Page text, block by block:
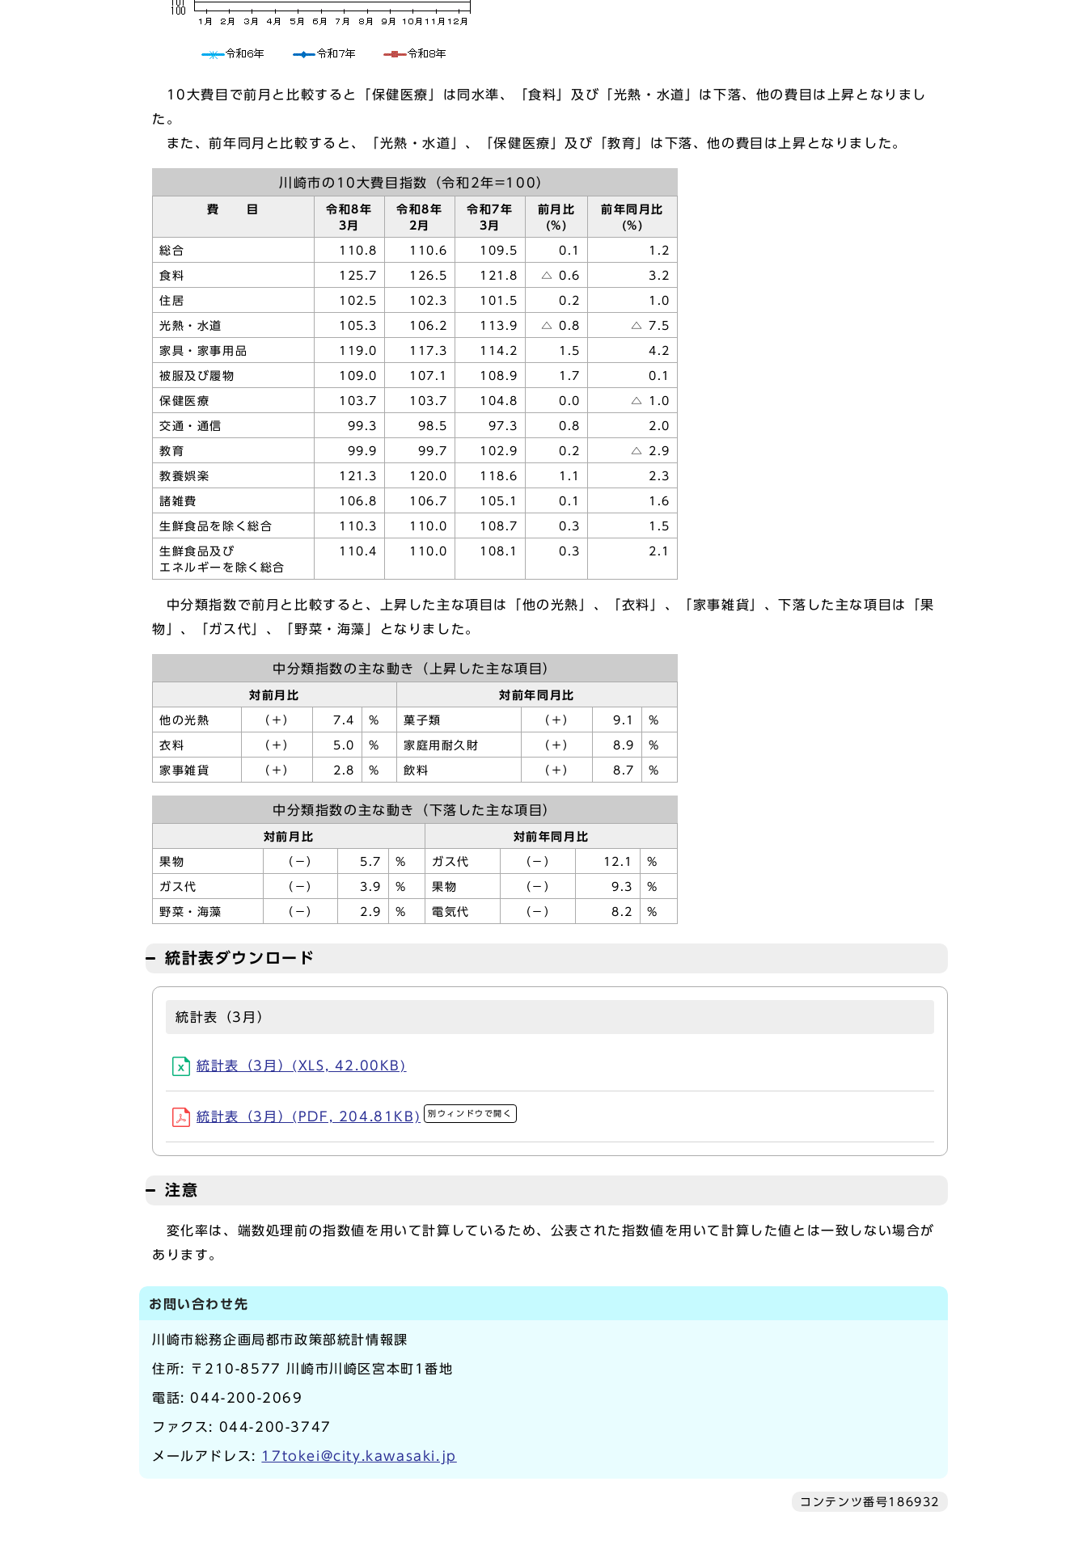
10大費目で前月と比較すると「保健医療」は同水準、「食料」及び「光熱・水道」は下落、他の費目は上昇となりまし
た。
また、前年同月と比較すると、「光熱・水道」、「保健医療」及び「教育」は下落、他の費目は上昇となりました。
川崎市の10大費目指数（令和2年=100）
費 目
令和8年
3月
令和8年
2月
令和7年
3月
前月比
(%)
前年同月比
(%)
総合 110.8 110.6 109.5 0.1 1.2
食料 125.7 126.5 121.8 △ 0.6 3.2
住居 102.5 102.3 101.5 0.2 1.0
光熱・水道 105.3 106.2 113.9 △ 0.8 △ 7.5
家具・家事用品 119.0 117.3 114.2 1.5 4.2
被服及び履物 109.0 107.1 108.9 1.7 0.1
保健医療 103.7 103.7 104.8 0.0 △ 1.0
交通・通信 99.3 98.5 97.3 0.8 2.0
教育 99.9 99.7 102.9 0.2 △ 2.9
教養娯楽 121.3 120.0 118.6 1.1 2.3
諸雑費 106.8 106.7 105.1 0.1 1.6
生鮮食品を除く総合 110.3 110.0 108.7 0.3 1.5
生鮮食品及び
エネルギーを除く総合
110.4 110.0 108.1 0.3 2.1
中分類指数で前月と比較すると、上昇した主な項目は「他の光熱」、「衣料」、「家事雑貨」、下落した主な項目は「果
物」、「ガス代」、「野菜・海藻」となりました。
中分類指数の主な動き（上昇した主な項目）
対前月比 対前年同月比
他の光熱 （＋） 7.4 % 菓子類 （＋） 9.1 %
衣料 （＋） 5.0 % 家庭用耐久財 （＋） 8.9 %
家事雑貨 （＋） 2.8 % 飲料 （＋） 8.7 %
中分類指数の主な動き（下落した主な項目）
対前月比 対前年同月比
果物 （－） 5.7 % ガス代 （－） 12.1 %
ガス代 （－） 3.9 % 果物 （－） 9.3 %
野菜・海藻 （－） 2.9 % 電気代 （－） 8.2 %
統計表ダウンロード
統計表（3月）
統計表（3月）(XLS, 42.00KB)
統計表（3月）(PDF, 204.81KB) 別ウィンドウで開く
注意
変化率は、端数処理前の指数値を用いて計算しているため、公表された指数値を用いて計算した値とは一致しない場合が
あります。
お問い合わせ先
川崎市総務企画局都市政策部統計情報課
住所: 〒210-8577 川崎市川崎区宮本町1番地
電話: 044-200-2069
ファクス: 044-200-3747
メールアドレス: 17tokei@city.kawasaki.jp
コンテンツ番号186932